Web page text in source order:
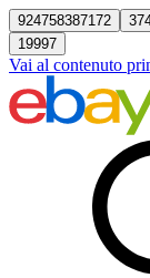
924758387172
19997
Vai al contenuto